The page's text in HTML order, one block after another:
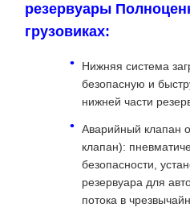
резервуары
грузовиках:
Нижняя система
безопасную и
нижней части
Аварийный клапан
клапан):
безопасности,
резервуара для
потока в